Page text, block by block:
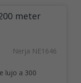
meter
Nerja NE1646
lujo a 300